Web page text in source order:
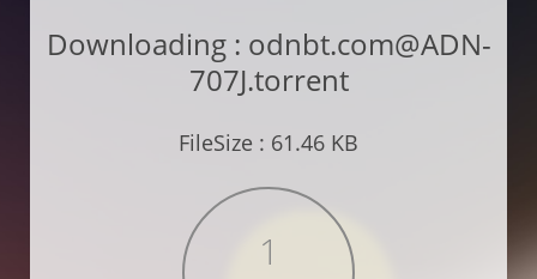
Downloading : odnbt.com@ADN-
707J.torrent
FileSize : 61.46 KB
1